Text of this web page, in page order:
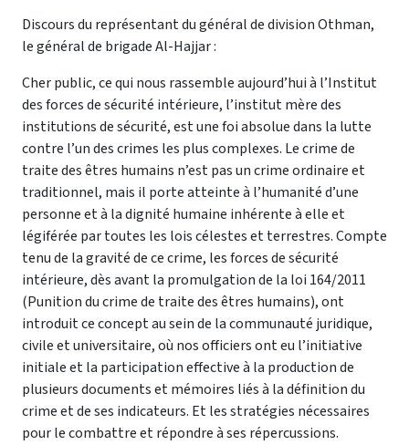
Discours du représentant du général de division Othman,
le général de brigade Al-Hajjar :
Cher public, ce qui nous rassemble aujourd’hui à l’Institut
des forces de sécurité intérieure, l’institut mère des
institutions de sécurité, est une foi absolue dans la lutte
contre l’un des crimes les plus complexes. Le crime de
traite des êtres humains n’est pas un crime ordinaire et
traditionnel, mais il porte atteinte à l’humanité d’une
personne et à la dignité humaine inhérente à elle et
légiférée par toutes les lois célestes et terrestres.Compte
tenu de la gravité de ce crime, les forces de sécurité
intérieure, dès avant la promulgation de la loi 164/2011
(Punition du crime de traite des êtres humains), ont
introduit ce concept au sein de la communauté juridique,
civile et universitaire, où nos officiers ont eu l’initiative
initiale et la participation effective à la production de
plusieurs documents et mémoires liés à la définition du
crime et de ses indicateurs. Et les stratégies nécessaires
pour le combattre et répondre à ses répercussions.